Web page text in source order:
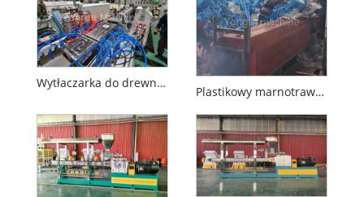
Wytłaczarka do drewna z tworzywa sztucznego
Plastikowy marnotrawstwo recykling